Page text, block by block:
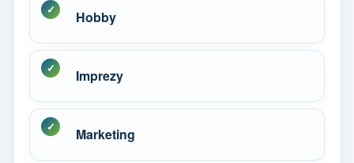
Hobby
Imprezy
Marketing